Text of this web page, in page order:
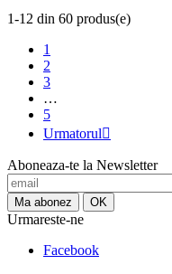
1-12 din 60 produs(e)
1
2
3
…
5
Urmatorul
Aboneaza-te la Newsletter
Urmareste-ne
Facebook